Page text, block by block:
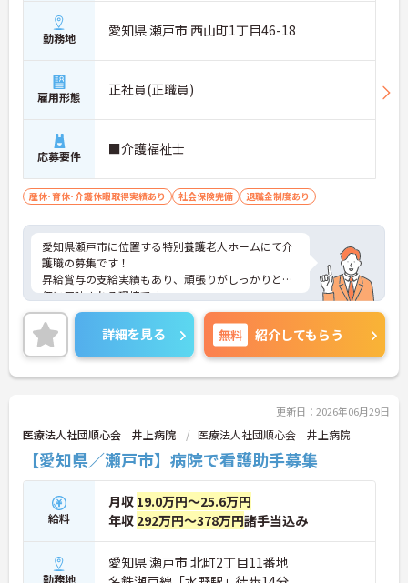
■ メリハリある働き方を実現
・月9日休み（2月は8日）
・残業月5時間程度
→ 自分の時間を確保しながら働けます♪
腰を据えてキャリア形成を目指せる環境です
・退職金制度あり
・マイカー通勤可能
→ 長期的な就業を目指しやすい職場です♪
勤務地 愛知県 瀬戸市 西山町1丁目46-18
雇用形態 正社員(正職員)
応募要件 ■介護福祉士
産休･育休･介護休暇取得実績あり 社会保険完備 退職金制度あり
愛知県瀬戸市に位置する特別養護老人ホームにて介
護職の募集です！
昇給賞与の支給実績もあり、頑張りがしっかりと評
価に反映される環境です。
ご興味ある方には、面接対策ポイントなど、さらに
詳細をお話しいたしますのでお気軽にご相談くださ
い！
詳細を見る 無料 紹介してもらう
更新日：2026年06月29日
医療法人社団順心会 井上病院 医療法人社団順心会 井上病院
【愛知県／瀬戸市】病院で看護助手募集
給料
月収 19.0万円～25.6万円
年収 292万円～378万円諸手当込み
勤務地
愛知県 瀬戸市 北町2丁目11番地